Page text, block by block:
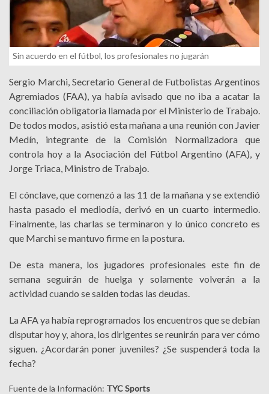
Sin acuerdo en el fútbol, los profesionales no jugarán
Sergio Marchi, Secretario General de Futbolistas Argentinos
Agremiados (FAA), ya había avisado que no iba a acatar la
conciliación obligatoria llamada por el Ministerio de Trabajo.
De todos modos, asistió esta mañana a una reunión con Javier
Medín, integrante de la Comisión Normalizadora que
controla hoy a la Asociación del Fútbol Argentino (AFA), y
Jorge Triaca, Ministro de Trabajo.
El cónclave, que comenzó a las 11 de la mañana y se extendió
hasta pasado el mediodía, derivó en un cuarto intermedio.
Finalmente, las charlas se terminaron y lo único concreto es
que Marchi se mantuvo firme en la postura.
De esta manera, los jugadores profesionales este fin de
semana seguirán de huelga y solamente volverán a la
actividad cuando se salden todas las deudas.
La AFA ya había reprogramados los encuentros que se debían
disputar hoy y, ahora, los dirigentes se reunirán para ver cómo
siguen. ¿Acordarán poner juveniles? ¿Se suspenderá toda la
fecha?
Fuente de la Información: TYC Sports